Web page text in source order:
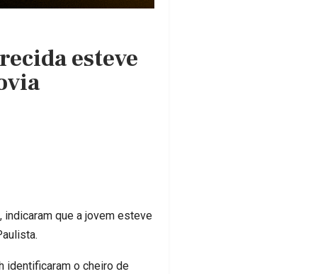
esteve
que a jovem esteve
identificaram o cheiro de